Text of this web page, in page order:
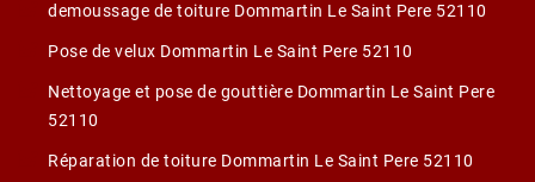
demoussage de toiture Dommartin Le Saint Pere 52110
Pose de velux Dommartin Le Saint Pere 52110
Nettoyage et pose de gouttière Dommartin Le Saint Pere
52110
Réparation de toiture Dommartin Le Saint Pere 52110